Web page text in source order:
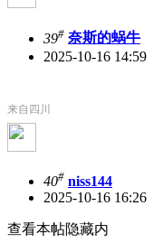
39# 奈斯的蜗牛
2025-10-16 14:59
来自四川
40# niss144
2025-10-16 16:26
查看本帖隐藏内